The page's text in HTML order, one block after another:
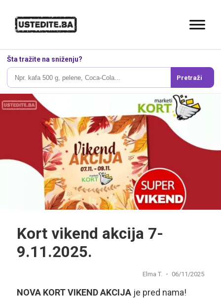
Šta tražite na sniženju?
Pretraži
Kort vikend akcija 7-
9.11.2025.
Elma T. 06/11/2025
NOVA KORT VIKEND AKCIJAje pred nama!